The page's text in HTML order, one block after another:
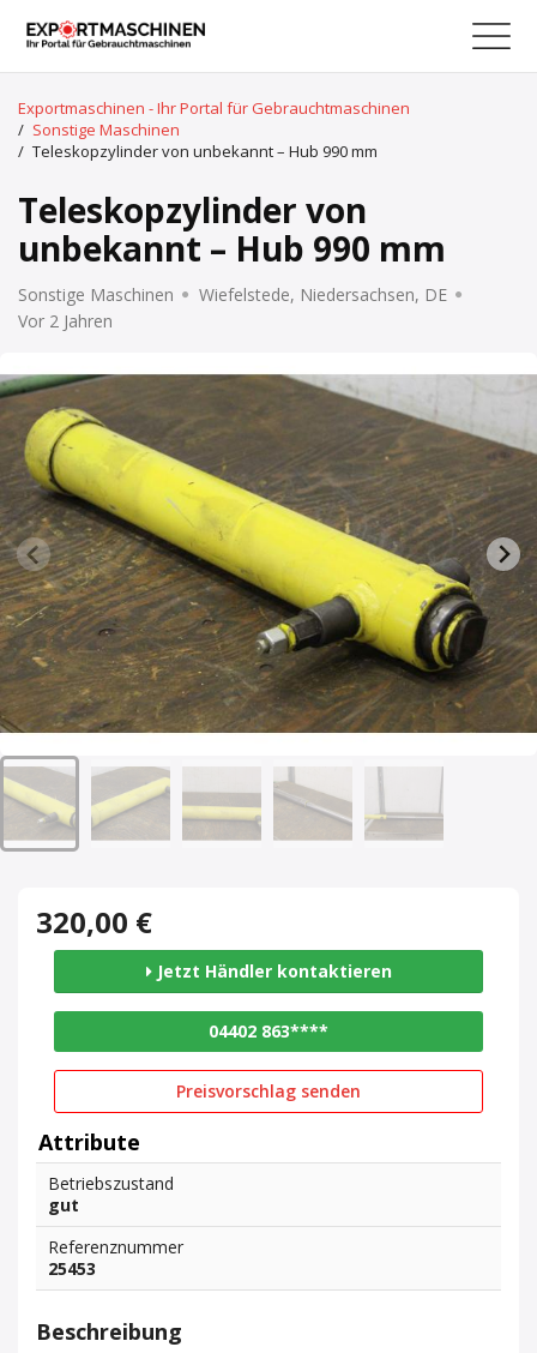
Exportmaschinen - Ihr Portal für Gebrauchtmaschinen
/ Sonstige Maschinen
/ Teleskopzylinder von unbekannt – Hub 990 mm
Teleskopzylinder von
unbekannt – Hub 990 mm
Sonstige Maschinen
Wiefelstede, Niedersachsen, DE
Vor 2 Jahren
320,00 €
Jetzt Händler kontaktieren
04402 863****
Preisvorschlag senden
Attribute
Betriebszustand
gut
Referenznummer
25453
Beschreibung